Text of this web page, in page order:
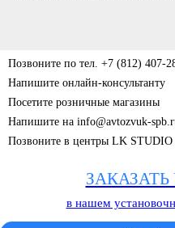
Позвоните по тел. +7 (812) 407-
Напишите онлайн-консультанту
Посетите розничные магазины
Напишите на info@avtozvuk-
Позвоните в центры LK STUDIO
в нашем